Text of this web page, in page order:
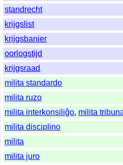
standrecht
krijgslist
krijgsbanier
oorlogstijd
krijgsraad
milita standardo
milita ruzo
milita interkonsiliĝo, milita
milita disciplino
milita
milita juro